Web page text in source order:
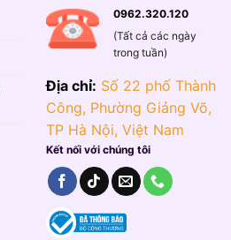
0962.320.120
(Tất cả các ngày
trong tuần)
Địa chỉ: Số 22 phố Thành
Công, Phường Giảng Võ,
TP Hà Nội, Việt Nam
Kết nối với chúng tôi